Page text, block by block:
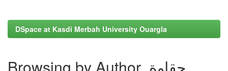
DSpace at Kasdi Merbah University Ouargla